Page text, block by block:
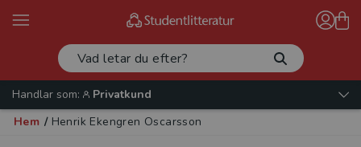
Handlar som:
Privatkund
Hem / Henrik Ekengren Oscarsson